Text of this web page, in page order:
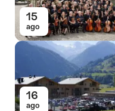
15
ago
16
ago